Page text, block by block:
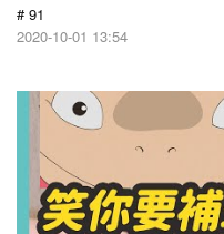
# 91
2020-10-01 13:54